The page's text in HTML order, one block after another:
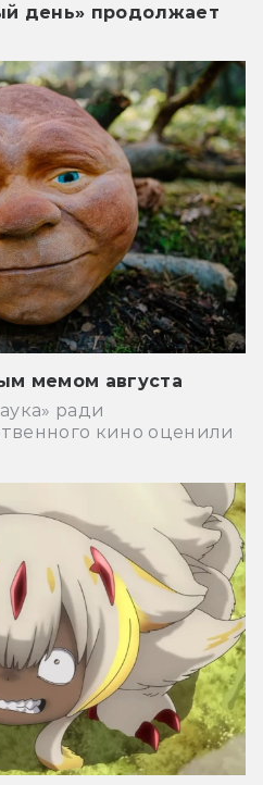
день» продолжает
мемом августа
ради
кино оценили